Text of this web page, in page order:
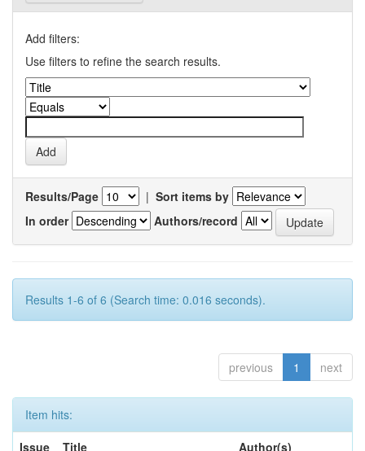
Add filters:
Use filters to refine the search results.
Results/Page | Sort items by
In order
Authors/record
Results 1-6 of 6 (Search time: 0.016 seconds).
previous 1 next
Item hits:
Issue
Title Author(s)